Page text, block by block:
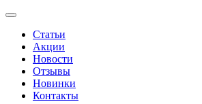
Статьи
Акции
Новости
Отзывы
Новинки
Контакты